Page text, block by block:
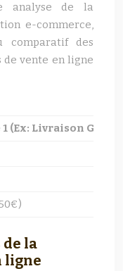
analyse de la
e-commerce,
comparatif des
vente en ligne
(Ex: Livraison
la
ligne